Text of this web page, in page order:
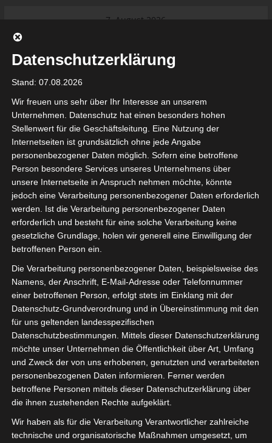
7. August 2026
beginnt am 22. und 23. August
2026 (Update)
Meisterschaft an
Ligue 1 Pro: Spielplan der ersten 15
Spieltage der Saison 2026/2027
Ligue 2 Pro Tunesien 2026/2027 –
Saison beginnt am am 19./20.
September 2026
Internationaler Sportgerichtshof
lehnt Eilverfahren ab – AS Soliman
steuert auf die Ligue 2 zu
tunesienfussball.de
Tunesien Ligafußball
Datenschutzerklärung
Stand: 07.08.2026
Wir freuen uns sehr über Ihr Interesse an unserem
Unternehmen. Datenschutz hat einen besonders hohen
Stellenwert für die Geschäftsleitung. Eine Nutzung der
Internetseiten ist grundsätzlich ohne jede Angabe
personenbezogener Daten möglich. Sofern eine betroffene
Person besondere Services unseres Unternehmens über
unsere Internetseite in Anspruch nehmen möchte, könnte
jedoch eine Verarbeitung personenbezogener Daten erforderlich
werden. Ist die Verarbeitung personenbezogener Daten
erforderlich und besteht für eine solche Verarbeitung keine
gesetzliche Grundlage, holen wir generell eine Einwilligung der
betroffenen Person ein.
Die Verarbeitung personenbezogener Daten, beispielsweise des
Namens, der Anschrift, E-Mail-Adresse oder Telefonnummer
einer betroffenen Person, erfolgt stets im Einklang mit der
Datenschutz-Grundverordnung und in Übereinstimmung mit den
für uns geltenden landesspezifischen
Datenschutzbestimmungen. Mittels dieser Datenschutzerklärung
möchte unser Unternehmen die Öffentlichkeit über Art, Umfang
und Zweck der von uns erhobenen, genutzten und verarbeiteten
personenbezogenen Daten informieren. Ferner werden
betroffene Personen mittels dieser Datenschutzerklärung über
die ihnen zustehenden Rechte aufgeklärt.
Wir haben als für die Verarbeitung Verantwortlicher zahlreiche
technische und organisatorische Maßnahmen umgesetzt, um